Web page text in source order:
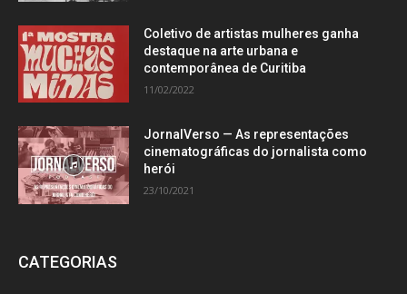
Coletivo de artistas mulheres ganha
destaque na arte urbana e
contemporânea de Curitiba
11/02/2022
JornalVerso — As representações
cinematográficas do jornalista como
herói
23/10/2021
CATEGORIAS